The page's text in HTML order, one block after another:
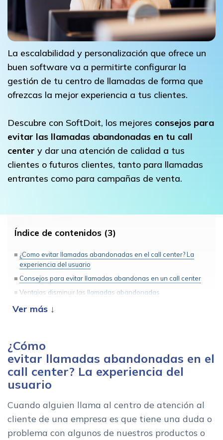
La escalabilidad y personalización que ofrece un
buen software va a permitirte configurar la
gestión de tu centro de llamadas de forma que
ofrezcas la mejor experiencia a tus clientes.
Descubre con SoftDoit, los mejores consejos para
evitar las llamadas abandonadas en tu call
center y dar una atención de calidad a tus
clientes o futuros clientes, tanto para llamadas
entrantes como para campañas de venta.
Índice de contenidos (3)
¿Como evitar llamadas abandonadas en el call center? La
experiencia del usuario
Consejos para evitar llamadas abandonas en un call center
Ventajas disminuir las llamadas abandonadas
¿Cómo
evitar llamadas abandonadas en el
call center? La experiencia del
usuario
Cuando alguien llama al centro de atención al
cliente de una empresa es que tiene una duda o
problema con algunos de nuestros productos o